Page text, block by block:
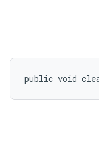
public void